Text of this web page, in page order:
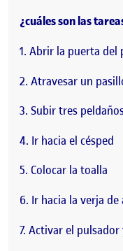
¿cuáles son las
1. Abrir la puerta del
2. Atravesar un
3. Subir tres
4. Ir hacia el césped
5. Colocar la toalla
6. Ir hacia la verja
7. Activar el